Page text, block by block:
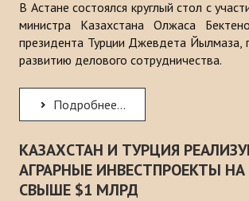
В Астане состоялся круглый стол с
министра Казахстана Олжаса
президента Турции Джевдета Йылмаза,
развитию делового сотрудничества.
Подробнее...
КАЗАХСТАН И ТУРЦИЯ
АГРАРНЫЕ ИНВЕСТПРОЕКТЫ
СВЫШЕ $1 МЛРД